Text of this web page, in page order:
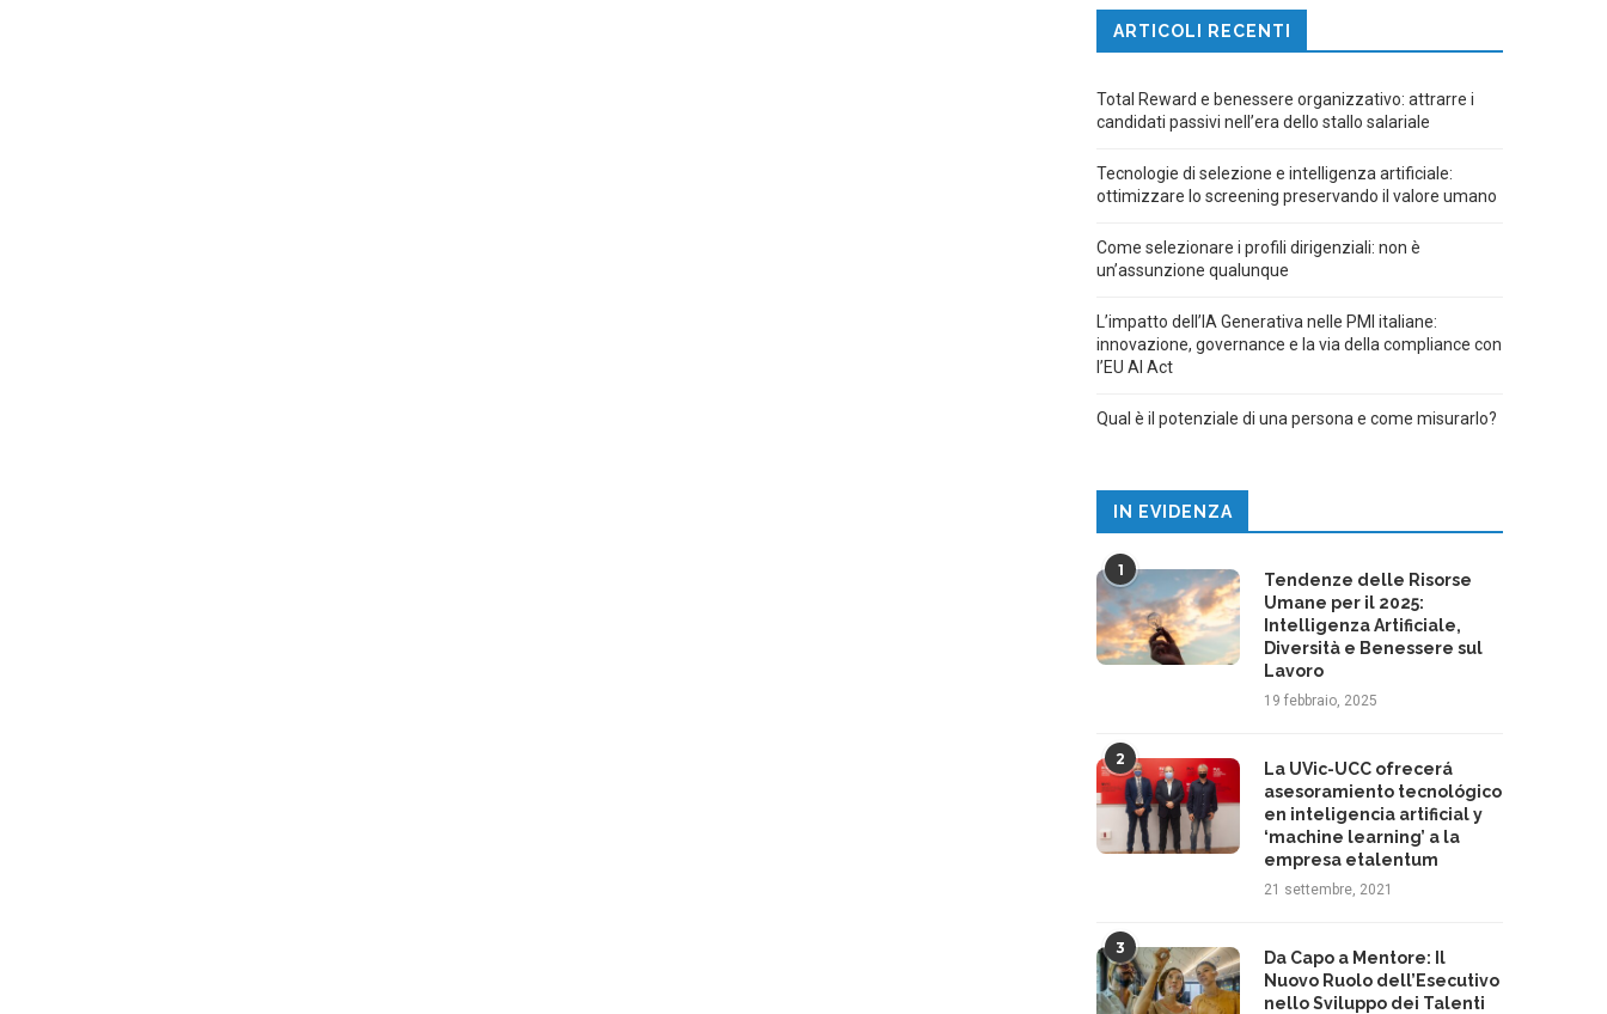
ARTICOLI RECENTI
Total Reward e benessere organizzativo: attrarre i
candidati passivi nell’era dello stallo salariale
Tecnologie di selezione e intelligenza artificiale:
ottimizzare lo screening preservando il valore umano
Come selezionare i profili dirigenziali: non è
un’assunzione qualunque
L’impatto dell’IA Generativa nelle PMI italiane:
innovazione, governance e la via della compliance con
l’EU AI Act
Qual è il potenziale di una persona e come misurarlo?
IN EVIDENZA
1
Tendenze delle Risorse
Umane per il 2025:
Intelligenza Artificiale,
Diversità e Benessere sul
Lavoro
19 febbraio, 2025
2
La UVic-UCC ofrecerá
asesoramiento tecnológico
en inteligencia artificial y
‘machine learning’ a la
empresa etalentum
21 settembre, 2021
3
Da Capo a Mentore: Il
Nuovo Ruolo dell’Esecutivo
nello Sviluppo dei Talenti